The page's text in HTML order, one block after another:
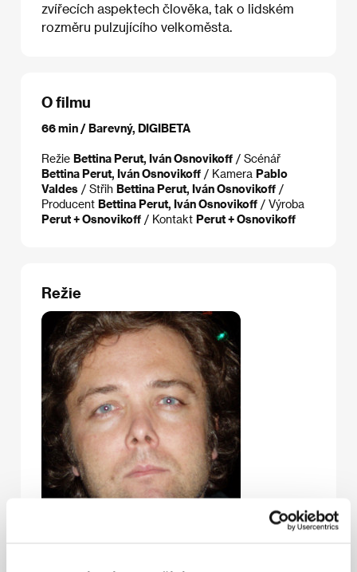
zvířecích aspektech člověka, tak o lidském
rozměru pulzujícího velkoměsta.
O filmu
66 min / Barevný, DIGIBETA
Režie Bettina Perut, Iván Osnovikoff / Scénář
Bettina Perut, Iván Osnovikoff / Kamera Pablo
Valdes / Střih Bettina Perut, Iván Osnovikoff /
Producent Bettina Perut, Iván Osnovikoff / Výroba
Perut + Osnovikoff / Kontakt Perut + Osnovikoff
Režie